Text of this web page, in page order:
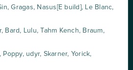
Gragas, Nasus[E build], Le Blanc,
Bard, Lulu, Tahm Kench, Braum,
Poppy, udyr, Skarner, Yorick,